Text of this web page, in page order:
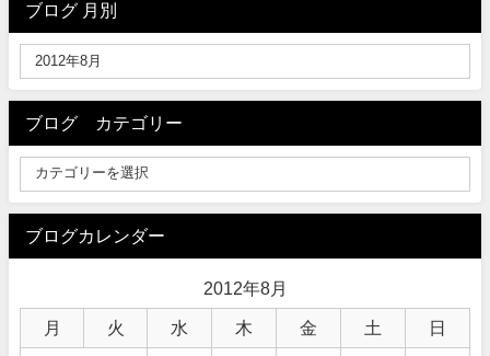
ブログ 月別
ブログ カテゴリー
ブログカレンダー
2012年8月
月 火 水 木 金 土 日